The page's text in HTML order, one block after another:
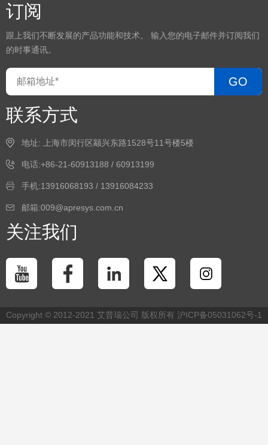
订阅
跟上我们不断发展的产品功能和技术。 输入您的电子邮件并订阅我们
的时事通讯。
GO
联系方式
地址: 上海市闵行区颛兴东路1528号11号楼5楼
电话:+86-21-60913188 / 60913199
手机:13916068193 / 13916084233
邮箱:009@apresys.com.cn
关注我们
Copyright © 2012-2021 艾普瑞公司 版权所有 沪ICP备05031062号-1